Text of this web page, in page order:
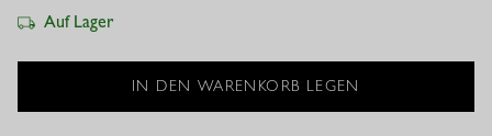
Auf Lager